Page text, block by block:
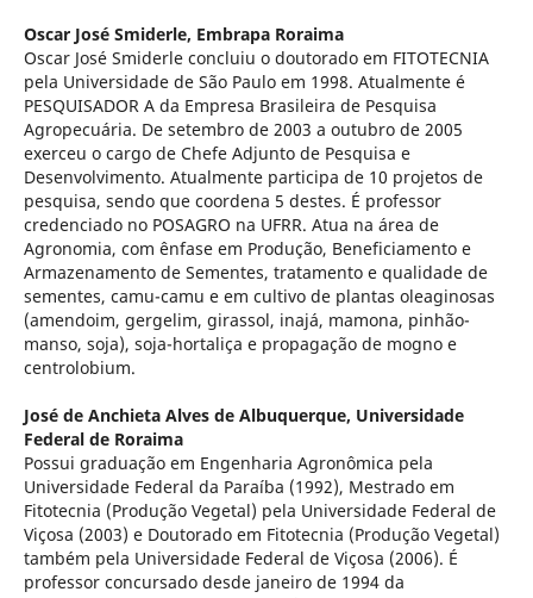
Oscar José Smiderle, Embrapa Roraima
Oscar José Smiderle concluiu o doutorado em FITOTECNIA
pela Universidade de São Paulo em 1998. Atualmente é
PESQUISADOR A da Empresa Brasileira de Pesquisa
Agropecuária. De setembro de 2003 a outubro de 2005
exerceu o cargo de Chefe Adjunto de Pesquisa e
Desenvolvimento. Atualmente participa de 10 projetos de
pesquisa, sendo que coordena 5 destes. É professor
credenciado no POSAGRO na UFRR. Atua na área de
Agronomia, com ênfase em Produção, Beneficiamento e
Armazenamento de Sementes, tratamento e qualidade de
sementes, camu-camu e em cultivo de plantas oleaginosas
(amendoim, gergelim, girassol, inajá, mamona, pinhão-
manso, soja), soja-hortaliça e propagação de mogno e
centrolobium.
José de Anchieta Alves de Albuquerque, Universidade
Federal de Roraima
Possui graduação em Engenharia Agronômica pela
Universidade Federal da Paraíba (1992), Mestrado em
Fitotecnia (Produção Vegetal) pela Universidade Federal de
Viçosa (2003) e Doutorado em Fitotecnia (Produção Vegetal)
também pela Universidade Federal de Viçosa (2006). É
professor concursado desde janeiro de 1994 da